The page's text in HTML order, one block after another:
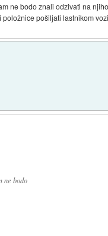
ne bodo znali odzivati na
položnice pošiljati lastnikom
ne bodo